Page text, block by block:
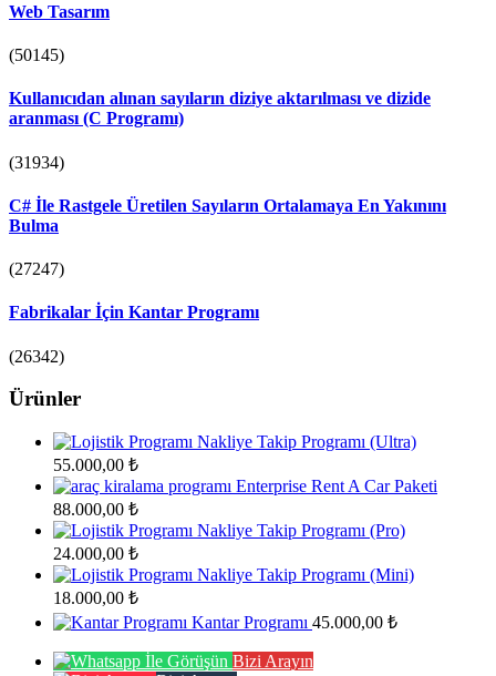
Web Tasarım
(50145)
Kullanıcıdan alınan sayıların diziye aktarılması ve dizide
aranması (C Programı)
(31934)
C# İle Rastgele Üretilen Sayıların Ortalamaya En Yakınını
Bulma
(27247)
Fabrikalar İçin Kantar Programı
(26342)
Ürünler
Nakliye Takip Programı (Ultra)
55.000,00 ₺
Enterprise Rent A Car Paketi
88.000,00 ₺
Nakliye Takip Programı (Pro)
24.000,00 ₺
Nakliye Takip Programı (Mini)
18.000,00 ₺
Kantar Programı 45.000,00 ₺
Bizi Arayın